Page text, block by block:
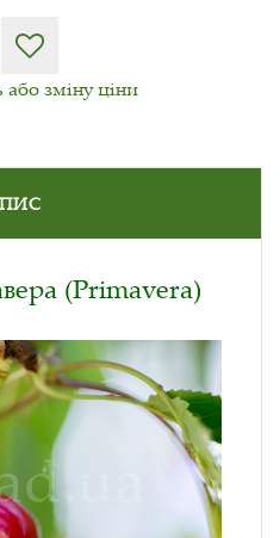
зміну ціни
(Primavera)